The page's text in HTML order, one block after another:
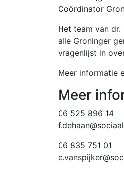
Coördinator
Het team van
alle Groninger
vragenlijst in
Meer informatie
Meer
06 525 896 14
06 835 751 01